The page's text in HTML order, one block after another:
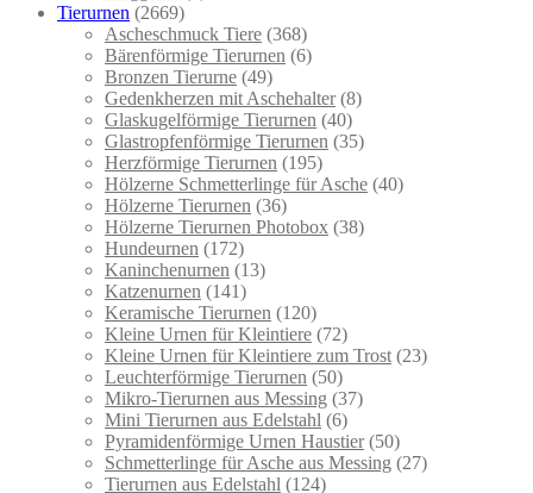
Tierurnen (2669)
Ascheschmuck Tiere (368)
Bärenförmige Tierurnen (6)
Bronzen Tierurne (49)
Gedenkherzen mit Aschehalter (8)
Glaskugelförmige Tierurnen (40)
Glastropfenförmige Tierurnen (35)
Herzförmige Tierurnen (195)
Hölzerne Schmetterlinge für Asche (40)
Hölzerne Tierurnen (36)
Hölzerne Tierurnen Photobox (38)
Hundeurnen (172)
Kaninchenurnen (13)
Katzenurnen (141)
Keramische Tierurnen (120)
Kleine Urnen für Kleintiere (72)
Kleine Urnen für Kleintiere zum Trost (23)
Leuchterförmige Tierurnen (50)
Mikro-Tierurnen aus Messing (37)
Mini Tierurnen aus Edelstahl (6)
Pyramidenförmige Urnen Haustier (50)
Schmetterlinge für Asche aus Messing (27)
Tierurnen aus Edelstahl (124)